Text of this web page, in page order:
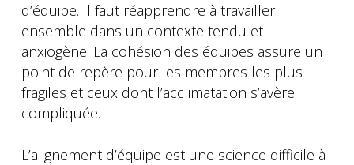
d’équipe. Il faut réapprendre à travailler
ensemble dans un contexte tendu et
anxiogène. La cohésion des équipes assure un
point de repère pour les membres les plus
fragiles et ceux dont l’acclimatation s’avère
compliquée.
L’alignement d’équipe est une science difficile à